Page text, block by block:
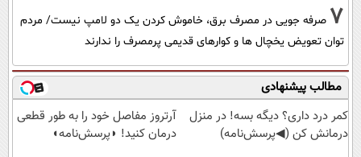
7 صرفه جویی در مصرف برق، خاموش کردن یک دو لامپ نیست/ مردم
توان تعویض یخچال ها و کوارهای قدیمی پرمصرف را ندارند
مطالب پیشنهادی
کمر درد داری؟ دیگه بسه! در منزل
درمانش کن (◀پرسش‌نامه)
آرتروز مفاصل خود را به طور قطعی
درمان کنید! ◗پرسش‌نامه◖